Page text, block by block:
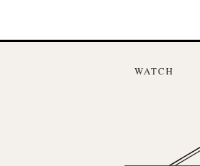
WATCH